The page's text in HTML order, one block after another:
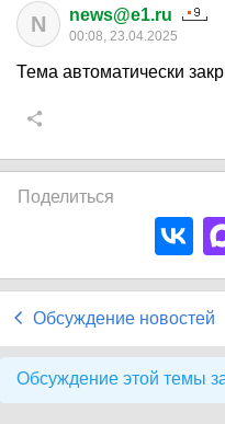
N news@e1.ru
00:08, 23.04.2025
Тема автоматически
Поделиться
Обсуждение новостей
Обсуждение этой темы